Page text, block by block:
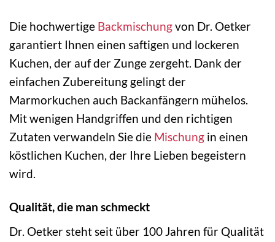
Die hochwertige Backmischungvon Dr. Oetker
garantiert Ihnen einen saftigen und lockeren
Kuchen, der auf der Zunge zergeht. Dank der
einfachen Zubereitung gelingt der
Marmorkuchen auch Backanfängern mühelos.
Mit wenigen Handgriffen und den richtigen
Zutaten verwandeln Sie die Mischung in einen
köstlichen Kuchen, der Ihre Lieben begeistern
wird.
Qualität, die man schmeckt
Dr. Oetker steht seit über 100 Jahren für Qualität